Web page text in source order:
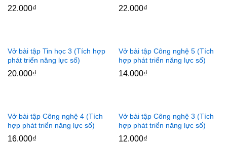
22.000₫ 22.000₫
Vở bài tập Tin học 3 (Tích hợp
phát triển năng lực số)
20.000₫
Vở bài tập Công nghệ 5 (Tích
hợp phát triển năng lực số)
14.000₫
Vở bài tập Công nghệ 4 (Tích
hợp phát triển năng lực số)
16.000₫
Vở bài tập Công nghệ 3 (Tích
hợp phát triển năng lực số)
12.000₫